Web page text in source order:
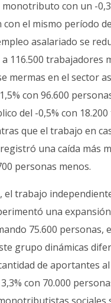
monotributo con un -
con el mismo período
asalariado se
116.500 trabajadores
mermas en el sector
con 96.600
del -0,5% con
que el trabajo en
una caída más
personas menos.
el trabajo
una
75.600 personas,
grupo dinámicas
de aportantes
con 70.000